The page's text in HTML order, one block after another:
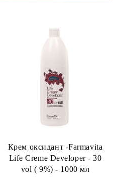
Крем оксидант -Farmavita
Life Creme Developer - 30
vol ( 9%) - 1000 мл